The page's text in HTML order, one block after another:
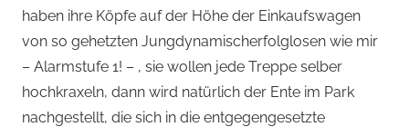
haben ihre Köpfe auf der Höhe der Einkaufswagen
von so gehetzten Jungdynamischerfolglosen wie mir
– Alarmstufe 1! – , sie wollen jede Treppe selber
hochkraxeln, dann wird natürlich der Ente im Park
nachgestellt, die sich in die entgegengesetzte